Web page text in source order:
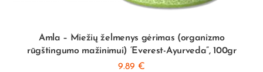
Amla – Miežių želmenys gėrimas (organizmo
rūgštingumo mažinimui) ‘Everest-Ayurveda”, 100gr
9.89 €